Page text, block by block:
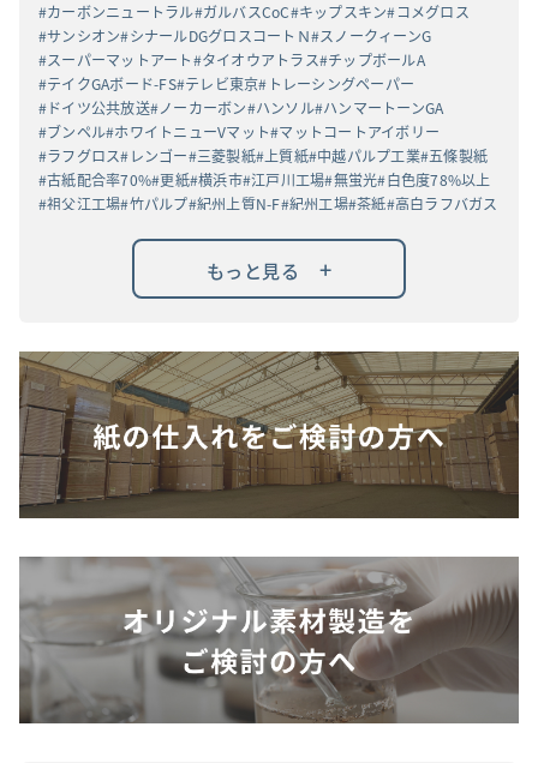
カーボンニュートラル ガルバスCoC キップスキン コメグロス
サンシオン シナールDGグロスコートＮ
スノークィーンG
スーパーマットアート タイオウアトラス チップボールA
テイクGAボード-FS テレビ東京
トレーシングペーパー
ドイツ公共放送 ノーカーボン ハンソル ハンマートーンGA
ブンペル ホワイトニューVマット マットコートアイボリー
ラフグロス レンゴー 三菱製紙 上質紙 中越パルプ工業 五條製紙
古紙配合率70% 更紙 横浜市 江戸川工場 無蛍光 白色度78%以上
祖父江工場 竹パルプ 紀州上質N-F 紀州工場 茶紙 高白ラフバガス
もっと見る +